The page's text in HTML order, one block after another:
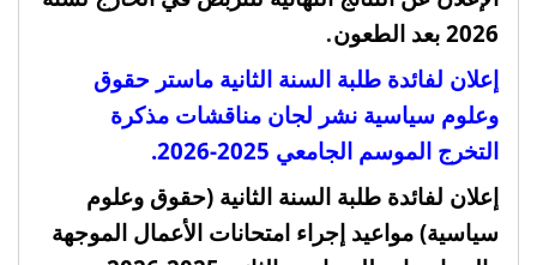
2026 بعد الطعون
.
إعلان لفائدة طلبة السنة الثانية ماستر حقوق
وعلوم سياسية نشر لجان مناقشات مذكرة
التخرج الموسم الجامعي 2025-2026
.
إعلان لفائدة طلبة السنة الثانية (حقوق وعلوم
سياسية) مواعيد إجراء امتحانات الأعمال الموجهة